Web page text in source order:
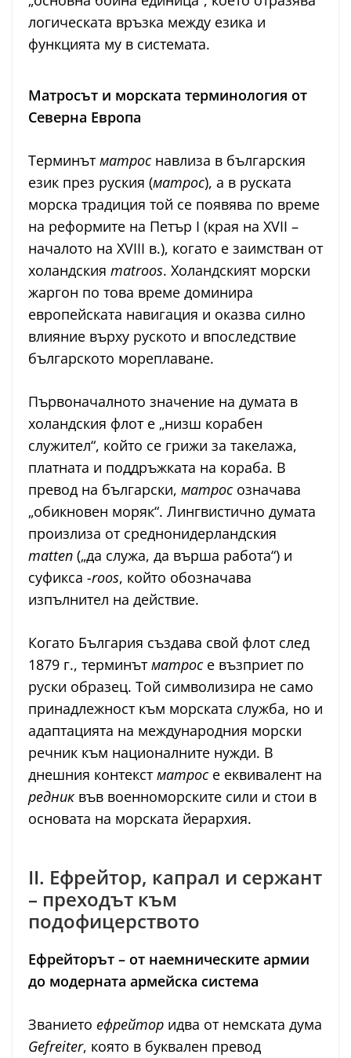
логическата връзка между езика и
функцията му в системата.
Матросът и морската терминология от
Северна Европа
Терминътматроснавлиза в българския
език през руския (матрос), а в руската
морска традиция той се появява по време
на реформите на Петър I (края на XVII –
началото на XVIII в.), когато е заимстван от
холандския matroos. Холандският морски
жаргон по това време доминира
европейската навигация и оказва силно
влияние върху руското и впоследствие
българското мореплаване.
Първоначалното значение на думата в
холандския флот е „низш корабен
служител“, който се грижи за такелажа,
платната и поддръжката на кораба. В
превод на български, матросозначава
„обикновен моряк“. Лингвистично думата
произлиза от среднонидерландския
matten („да служа, да върша работа“) и
суфикса -roos, който обозначава
изпълнител на действие.
Когато България създава свой флот след
1879 г., терминътматросе възприет по
руски образец. Той символизира не само
принадлежност към морската служба, но и
адаптацията на международния морски
речник към националните нужди. В
днешния контекстматросе еквивалент на
редниквъв военноморските сили и стои в
основата на морската йерархия.
II. Ефрейтор, капрал и сержант
– преходът към
подофицерството
Ефрейторът – от наемническите армии
до модерната армейска система
Званието ефрейтор идва от немската дума
Gefreiter, която в буквален превод